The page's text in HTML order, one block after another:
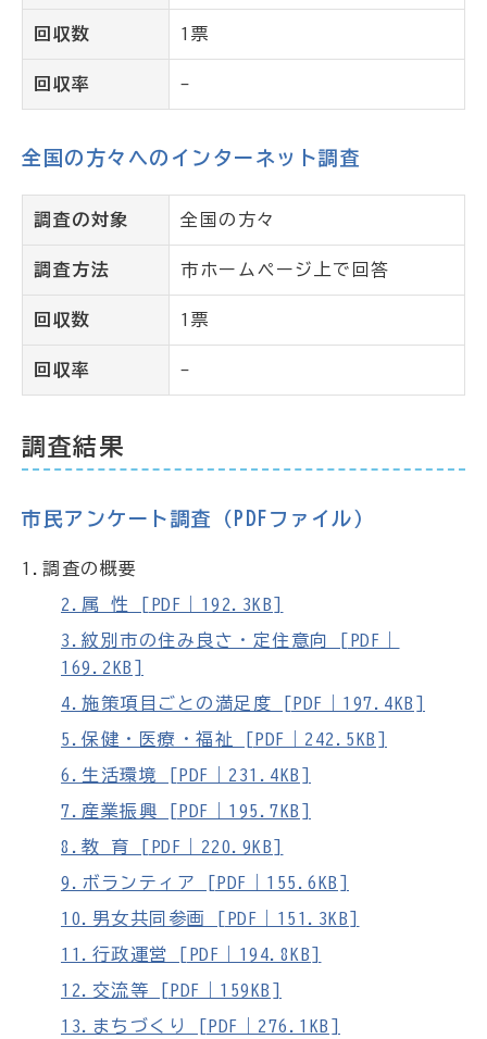
回収数 1票
回収率 -
全国の方々へのインターネット調査
調査の対象 全国の方々
調査方法 市ホームページ上で回答
回収数 1票
回収率 -
調査結果
市民アンケート調査（PDFファイル）
1.調査の概要
2.属 性 [PDF｜192.3KB]
3.紋別市の住み良さ・定住意向 [PDF｜
169.2KB]
4.施策項目ごとの満足度 [PDF｜197.4KB]
5.保健・医療・福祉 [PDF｜242.5KB]
6.生活環境 [PDF｜231.4KB]
7.産業振興 [PDF｜195.7KB]
8.教 育 [PDF｜220.9KB]
9.ボランティア [PDF｜155.6KB]
10.男女共同参画 [PDF｜151.3KB]
11.行政運営 [PDF｜194.8KB]
12.交流等 [PDF｜159KB]
13.まちづくり [PDF｜276.1KB]